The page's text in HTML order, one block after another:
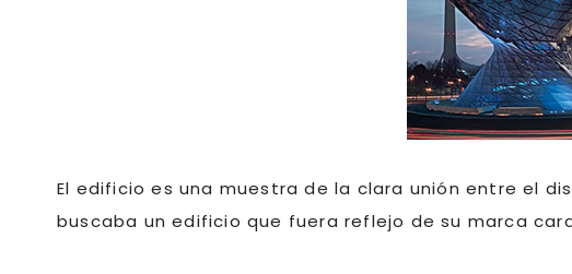
El edificio es una muestra de la clara unión entre el
buscaba un edificio que fuera reflejo de su marca